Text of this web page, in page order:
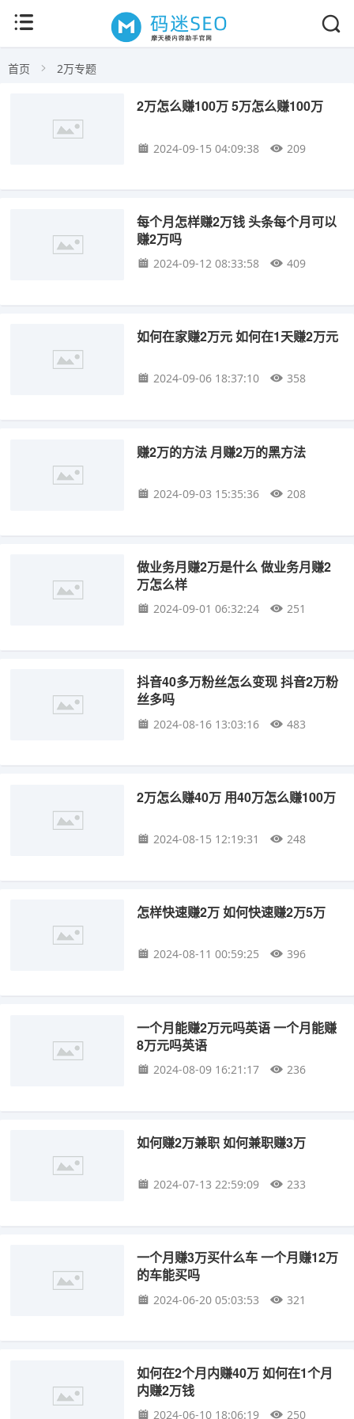
首页 2万专题
2万怎么赚100万 5万怎么赚100万
2024-09-15 04:09:38 209
每个月怎样赚2万钱 头条每个月可以
赚2万吗
2024-09-12 08:33:58 409
如何在家赚2万元 如何在1天赚2万元
2024-09-06 18:37:10 358
赚2万的方法 月赚2万的黑方法
2024-09-03 15:35:36 208
做业务月赚2万是什么 做业务月赚2
万怎么样
2024-09-01 06:32:24 251
抖音40多万粉丝怎么变现 抖音2万粉
丝多吗
2024-08-16 13:03:16 483
2万怎么赚40万 用40万怎么赚100万
2024-08-15 12:19:31 248
怎样快速赚2万 如何快速赚2万5万
2024-08-11 00:59:25 396
一个月能赚2万元吗英语 一个月能赚
8万元吗英语
2024-08-09 16:21:17 236
如何赚2万兼职 如何兼职赚3万
2024-07-13 22:59:09 233
一个月赚3万买什么车 一个月赚12万
的车能买吗
2024-06-20 05:03:53 321
如何在2个月内赚40万 如何在1个月
内赚2万钱
2024-06-10 18:06:19 250